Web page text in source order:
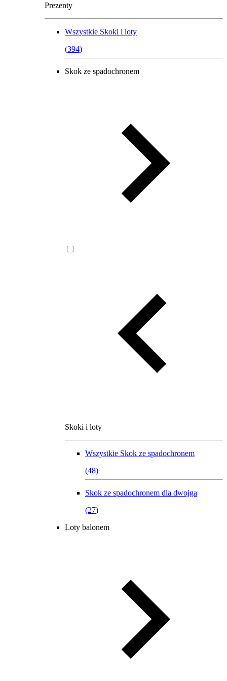
Prezenty
Wszystkie Skoki i loty
(394)
Skok ze spadochronem
Skoki i loty
Wszystkie Skok ze spadochronem
(48)
Skok ze spadochronem dla dwojga
(27)
Loty balonem